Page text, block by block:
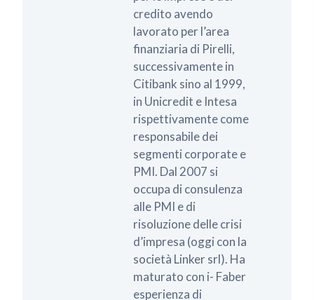
credito avendo
lavorato per l’area
finanziaria di Pirelli,
successivamente in
Citibank sino al 1999,
in Unicredit e Intesa
rispettivamente come
responsabile dei
segmenti corporate e
PMI. Dal 2007 si
occupa di consulenza
alle PMI e di
risoluzione delle crisi
d’impresa (oggi con la
società Linker srl). Ha
maturato con i- Faber
esperienza di